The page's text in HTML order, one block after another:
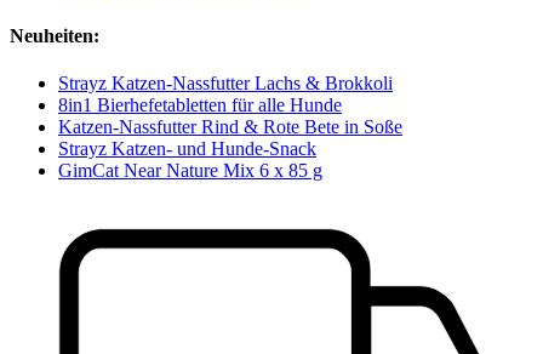
Neuheiten:
Strayz Katzen-Nassfutter Lachs & Brokkoli
8in1 Bierhefetabletten für alle Hunde
Katzen-Nassfutter Rind & Rote Bete in Soße
Strayz Katzen- und Hunde-Snack
GimCat Near Nature Mix 6 x 85 g